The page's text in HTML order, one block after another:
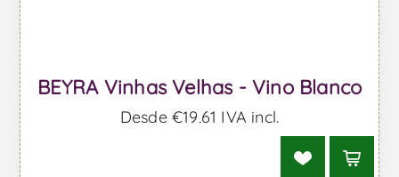
BEYRA Vinhas Velhas - Vino Blanco
Desde €19,61 IVA incl.